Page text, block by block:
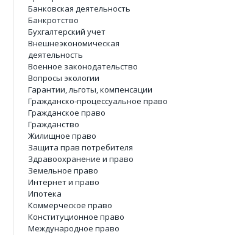
Банковская деятельность
Банкротство
Бухгалтерский учет
Внешнеэкономическая
деятельность
Военное законодательство
Вопросы экологии
Гарантии, льготы, компенсации
Гражданско-процессуальное право
Гражданское право
Гражданство
Жилищное право
Защита прав потребителя
Здравоохранение и право
Земельное право
Интернет и право
Ипотека
Коммерческое право
Конституционное право
Международное право